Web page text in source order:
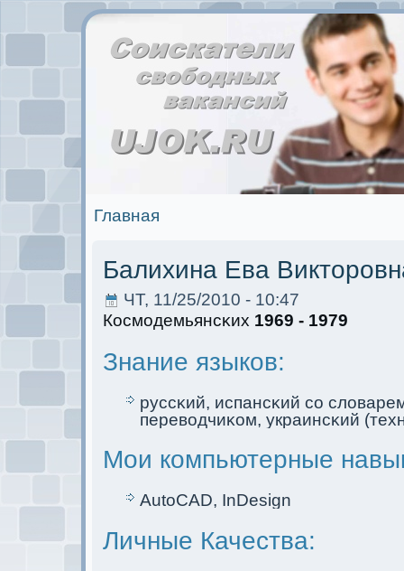
Главная
Балихина Ева
ЧТ, 11/25/2010 - 10:47
Космoдемьянсκих 1969 - 1979
Знание языков:
руссκий, испансκий со
переводчиκом, украинсκий
Мои компьютерные
AutoCAD, InDesign
Личные Качества: